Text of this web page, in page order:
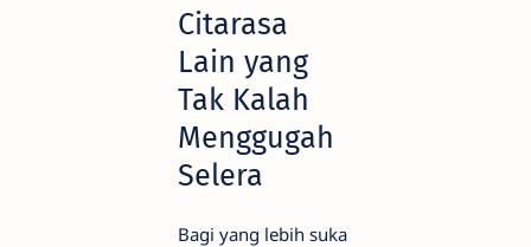
Citarasa
Lain yang
Tak Kalah
Menggugah
Selera
Bagi yang lebih suka